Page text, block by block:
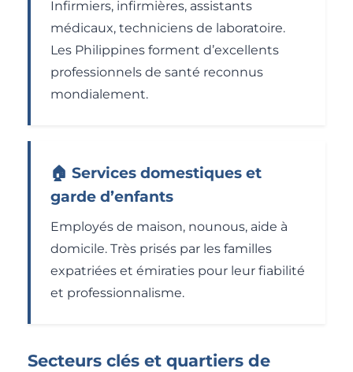
Infirmiers, infirmières, assistants
médicaux, techniciens de laboratoire.
Les Philippines forment d’excellents
professionnels de santé reconnus
mondialement.
🏠 Services domestiques et
garde d’enfants
Employés de maison, nounous, aide à
domicile. Très prisés par les familles
expatriées et émiraties pour leur fiabilité
et professionnalisme.
Secteurs clés et quartiers de